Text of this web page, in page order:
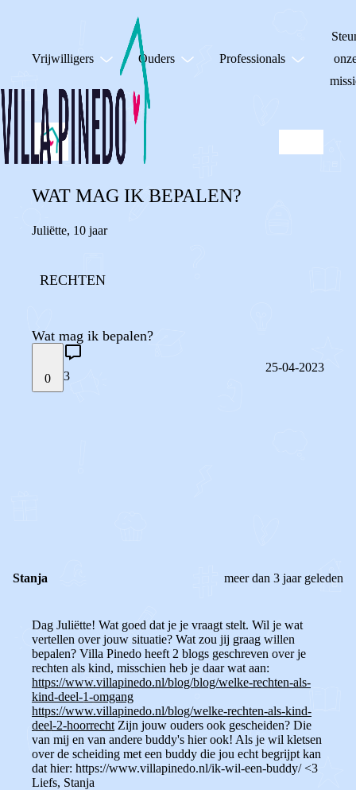
Vrijwilligers Ouders Professionals
WAT MAG IK BEPALEN?
Juliëtte, 10 jaar
RECHTEN
Wat mag ik bepalen?
0 3
25-04-2023
Stanja meer dan 3 jaar geleden
Dag Juliëtte! Wat goed dat je je vraagt stelt. Wil je wat
vertellen over jouw situatie? Wat zou jij graag willen
bepalen? Villa Pinedo heeft 2 blogs geschreven over je
rechten als kind, misschien heb je daar wat aan:
https://www.villapinedo.nl/blog/blog/welke-rechten-als-
kind-deel-1-omgang
https://www.villapinedo.nl/blog/welke-rechten-als-kind-
deel-2-hoorrecht Zijn jouw ouders ook gescheiden? Die
van mij en van andere buddy's hier ook! Als je wil kletsen
over de scheiding met een buddy die jou echt begrijpt kan
dat hier: https://www.villapinedo.nl/ik-wil-een-buddy/ <3
Liefs, Stanja